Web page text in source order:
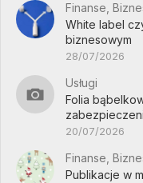
Finanse,
White label
biznesowym
28/07/2026
Usługi
Folia
20/07/2026
Finanse,
Publikacje w